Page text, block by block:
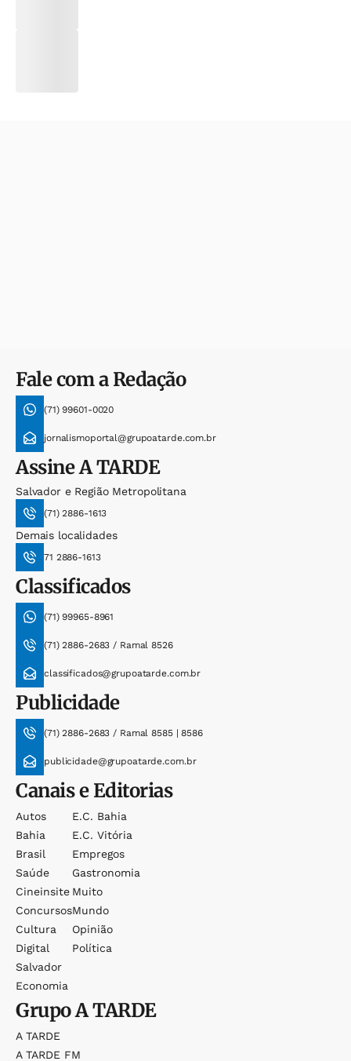
Fale com a Redação
(71) 99601-0020
jornalismoportal@grupoatarde.com.br
AssineA TARDE
Salvador e Região Metropolitana
(71) 2886-1613
Demais localidades
71 2886-1613
Classificados
(71) 99965-8961
(71) 2886-2683 / Ramal 8526
classificados@grupoatarde.com.br
Publicidade
(71) 2886-2683 / Ramal 8585 | 8586
publicidade@grupoatarde.com.br
Canais e Editorias
Autos
Bahia
Brasil
Saúde
Cineinsite
Concursos
Cultura
Digital
Salvador
Economia
E.c. Bahia
E.c. Vitória
Empregos
Gastronomia
Muito
Mundo
Opinião
Política
GrupoA TARDE
A TARDE
A TARDE FM